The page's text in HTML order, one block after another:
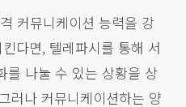
커뮤니케이션 능력을 강
다면, 텔레파시를 통해 서
를 나눌 수 있는 상황을 상
러나 커뮤니케이션하는 양